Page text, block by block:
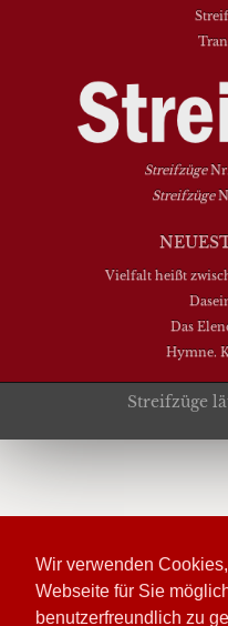
Wir verwenden
Webseite für Sie
benutzerfreundlich zu
Streifzüge
Streifzüge
Vielfalt heißt
Das
Hymne.
Streifzüge